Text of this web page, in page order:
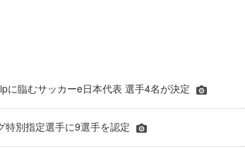
に臨むサッカーe日本代表 選手4名が決定
別指定選手に9選手を認定